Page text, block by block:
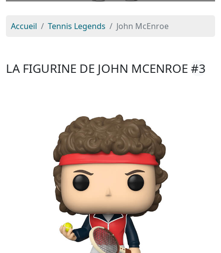
Accueil Tennis Legends John McEnroe
LA FIGURINE DE JOHN MCENROE #3